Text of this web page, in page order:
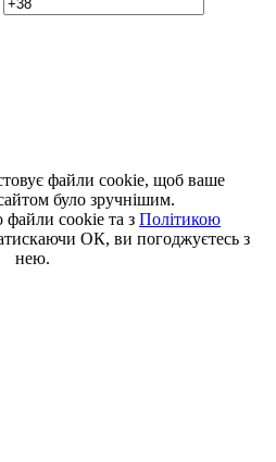
файли cookie, щоб ваше
було зручнішим.
файли cookie та з Політикою
ОК, ви погоджуєтесь з
нею.